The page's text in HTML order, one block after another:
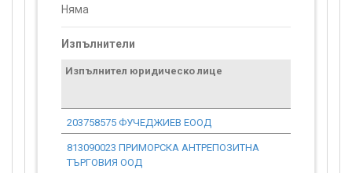
Няма
Изпълнители
Изпълнител юридическо лице
203758575 ФУЧЕДЖИЕВ ЕООД
813090023 ПРИМОРСКА АНТРЕПОЗИТНА
ТЪРГОВИЯ ООД